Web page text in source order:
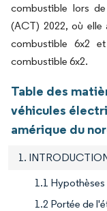
combustible lors
(ACT) 2022, où
combustible 6x2
combustible 6x2.
Table des
véhicules
amérique du
1.
1.1
1.2 Portée de